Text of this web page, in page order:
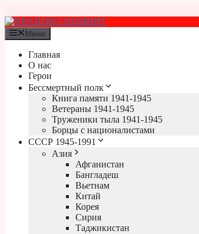
к
содержимому
Меню
Главная
О нас
Герои
Бессмертный полк
Книга памяти 1941-1945
Ветераны 1941-1945
Труженики тыла 1941-1945
Борцы с националистами
СССР 1945-1991
Азия
Афганистан
Бангладеш
Вьетнам
Китай
Корея
Сирия
Таджикистан